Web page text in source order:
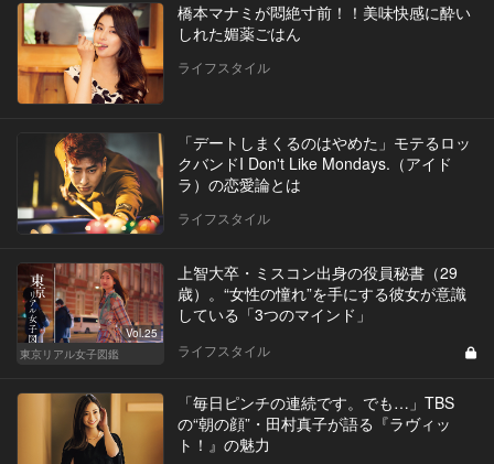
橋本マナミが悶絶寸前！！美味快感に酔い
しれた媚薬ごはん
ライフスタイル
「デートしまくるのはやめた」モテるロッ
クバンドI Don't Like Mondays.（アイド
ラ）の恋愛論とは
ライフスタイル
Vol.25
東京リアル女子図鑑
上智大卒・ミスコン出身の役員秘書（29
歳）。“女性の憧れ”を手にする彼女が意識
している「3つのマインド」
ライフスタイル
「毎日ピンチの連続です。でも…」TBS
の“朝の顔”・田村真子が語る『ラヴィッ
ト！』の魅力